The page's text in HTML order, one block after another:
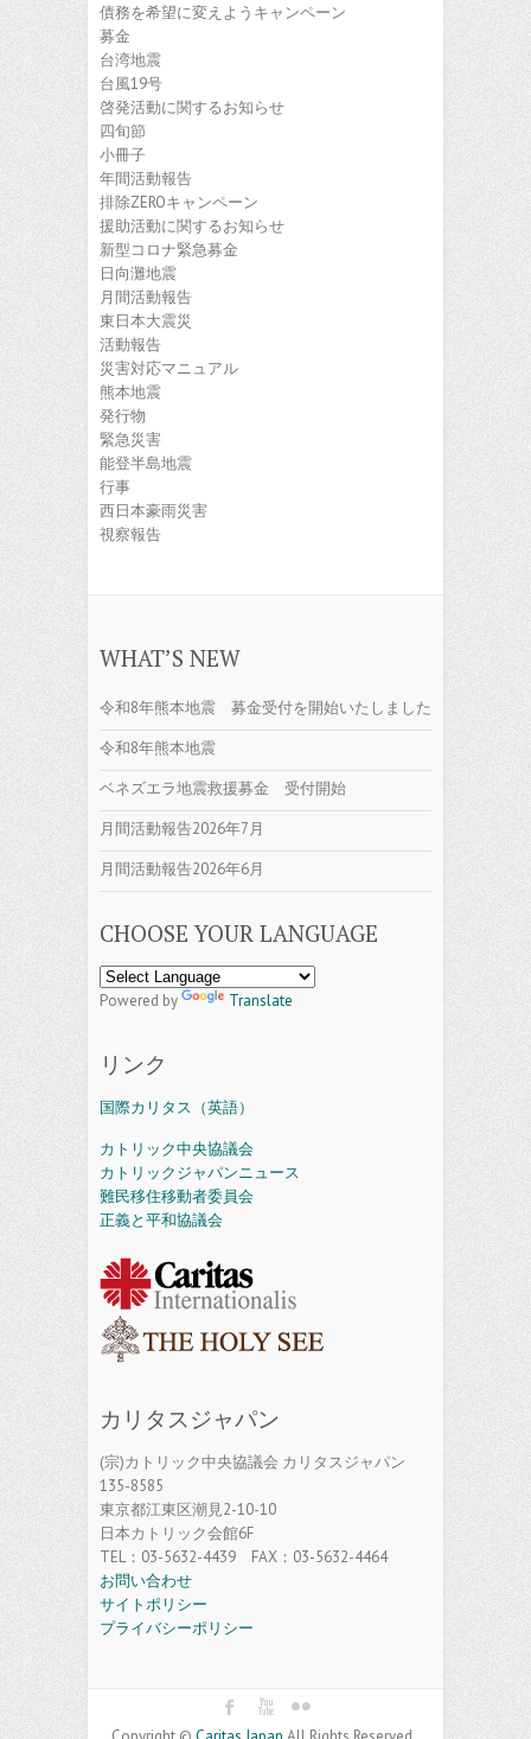
債務を希望に変えようキャンペーン
募金
台湾地震
台風19号
啓発活動に関するお知らせ
四旬節
小冊子
年間活動報告
排除ZEROキャンペーン
援助活動に関するお知らせ
新型コロナ緊急募金
日向灘地震
月間活動報告
東日本大震災
活動報告
災害対応マニュアル
熊本地震
発行物
緊急災害
能登半島地震
行事
西日本豪雨災害
視察報告
WHAT’S NEW
令和8年熊本地震 募金受付を開始いたしました
令和8年熊本地震
ベネズエラ地震救援募金 受付開始
月間活動報告2026年7月
月間活動報告2026年6月
CHOOSE YOUR LANGUAGE
Powered by Translate
リンク
国際カリタス（英語）
カトリック中央協議会
カトリックジャパンニュース
難民移住移動者委員会
正義と平和協議会
カリタスジャパン
(宗)カトリック中央協議会 カリタスジャパン
135-8585
東京都江東区潮見2-10-10
日本カトリック会館6F
TEL：03-5632-4439 FAX：03-5632-4464
お問い合わせ
サイトポリシー
プライバシーポリシー